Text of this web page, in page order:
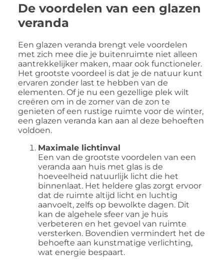
De voordelen van een glazen
veranda
Een glazen veranda brengt vele voordelen
met zich mee die je buitenruimte niet alleen
aantrekkelijker maken, maar ook functioneler.
Het grootste voordeel is dat je de natuur kunt
ervaren zonder last te hebben van de
elementen. Of je nu een gezellige plek wilt
creëren om in de zomer van de zon te
genieten of een rustige ruimte voor de winter,
een glazen veranda kan aan al deze behoeften
voldoen.
Maximale lichtinval
Een van de grootste voordelen van een
veranda aan huis met glas is de
hoeveelheid natuurlijk licht die het
binnenlaat. Het heldere glas zorgt ervoor
dat de ruimte altijd licht en luchtig
aanvoelt, zelfs op bewolkte dagen. Dit
kan de algehele sfeer van je huis
verbeteren en het gevoel van ruimte
versterken. Bovendien vermindert het de
behoefte aan kunstmatige verlichting,
wat energie bespaart.